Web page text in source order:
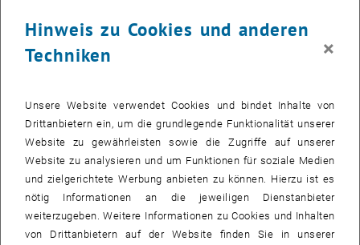
Erstellt vonIris Macsek
Die Bilder zu diesem Eintrag sind erst nach Login sichtbar.
Sämtliche Informationen zu u:book (Laptops, Tablets und
Convertibles von hoher Qualität mit einem umfangreichen
Serviceangebot) finden Sie unter <link http: www.zid.tuwien.ac.at
ubook>www.zid.tuwien.ac.at/ubook bzw. <link https: ubook.at
Hinweis zu Cookies und anderen
Techniken
×
Unsere Website verwendet Cookies und bindet Inhalte von
Drittanbietern ein, um die grundlegende Funktionalität unserer
Website zu gewährleisten sowie die Zugriffe auf unserer
Website zu analysieren und um Funktionen für soziale Medien
und zielgerichtete Werbung anbieten zu können. Hierzu ist es
nötig Informationen an die jeweiligen Dienstanbieter
weiterzugeben. Weitere Informationen zu Cookies und Inhalten
von Drittanbietern auf der Website finden Sie in unserer